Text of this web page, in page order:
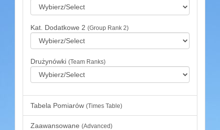
Kat. Dodatkowe 2 (Group Rank 2)
Drużynówki (Team Ranks)
Tabela Pomiarów (Times Table)
Zaawansowane (Advanced)